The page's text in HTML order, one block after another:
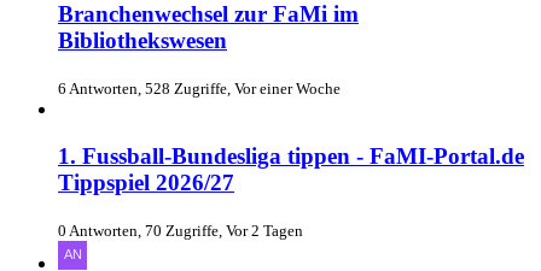
Branchenwechsel zur FaMi im
Bibliothekswesen
6 Antworten, 528 Zugriffe, Vor einer Woche
1. Fussball-Bundesliga tippen - FaMI-Portal.de
Tippspiel 2026/27
0 Antworten, 70 Zugriffe, Vor 2 Tagen